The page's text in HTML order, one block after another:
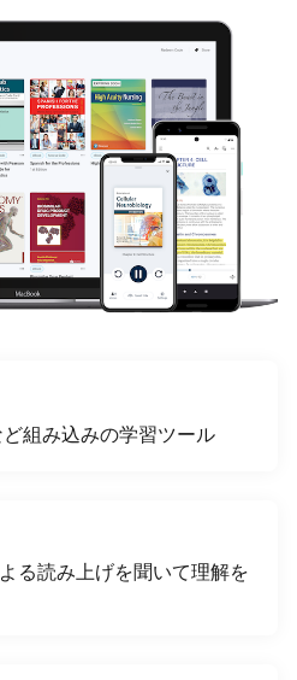
組み込みの学習ツール
る読み上げを聞いて理解を